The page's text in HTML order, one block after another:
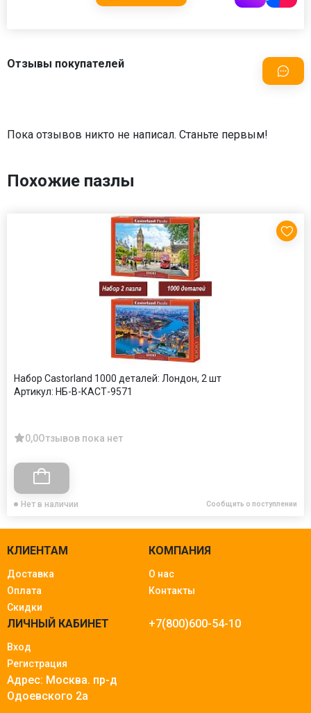
Отзывы покупателей
Пока отзывов никто не написал. Станьте первым!
Похожие пазлы
Набор Castorland 1000 деталей: Лондон, 2 шт
Артикул: НБ-В-КАСТ-9571
0,0Отзывов пока нет
Нет в наличии Сообщить о поступлении
КЛИЕНТАМ
Доставка
Оплата
Скидки
КОМПАНИЯ
О нас
Контакты
ЛИЧНЫЙ КАБИНЕТ
Вход
Регистрация
+7(800)600-54-10
Адрес: Москва. пр-д
Одоевского 2а